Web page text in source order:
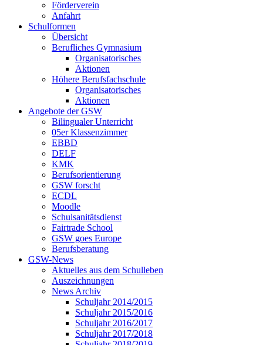
Förderverein
Anfahrt
Schulformen
Übersicht
Berufliches Gymnasium
Organisatorisches
Aktionen
Höhere Berufsfachschule
Organisatorisches
Aktionen
Angebote der GSW
Bilingualer Unterricht
05er Klassenzimmer
EBBD
DELF
KMK
Berufsorientierung
GSW forscht
ECDL
Moodle
Schulsanitätsdienst
Fairtrade School
GSW goes Europe
Berufsberatung
GSW-News
Aktuelles aus dem Schulleben
Auszeichnungen
News Archiv
Schuljahr 2014/2015
Schuljahr 2015/2016
Schuljahr 2016/2017
Schuljahr 2017/2018